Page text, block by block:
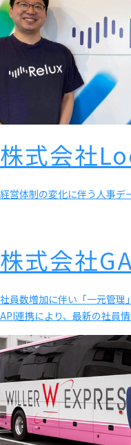
株式会社
経営体制の変化に伴う⼈事デ
株式会社
社員数増加に伴い「一元管理
API連携により、最新の社員